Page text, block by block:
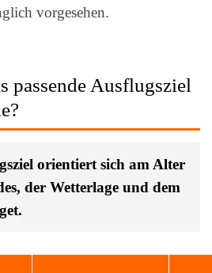
vorgesehen.
passende Ausflugsziel
orientiert sich am Alter
der Wetterlage und dem